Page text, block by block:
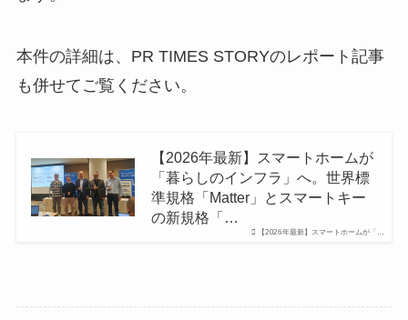
本件の詳細は、PR TIMES STORYのレポート記事
も併せてご覧ください。
【2026年最新】スマートホームが「…
【2026年最新】スマートホームが
「暮らしのインフラ」へ。世界標
準規格「Matter」とスマートキー
の新規格「…